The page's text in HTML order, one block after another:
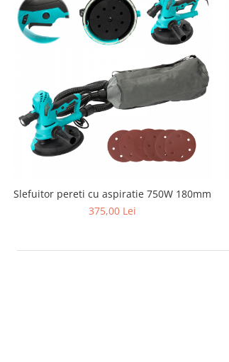
Slefuitor pereti cu aspiratie 750W 180mm
375,00 Lei